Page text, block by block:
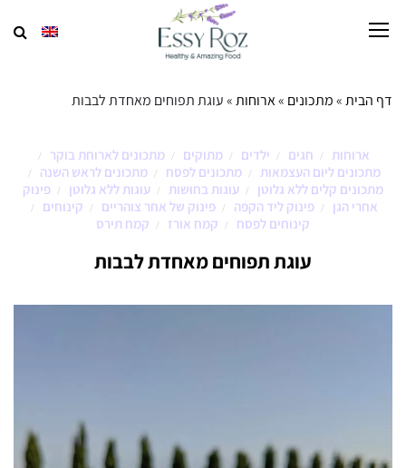
דף הבית»מתכונים »ארוחות»עוגת תפוחים מאחדת לבבות
ארוחות / חגים / ילדים / מתוקים / מתכונים לארוחת בוקר /
מתכונים ליום העצמאות / מתכונים לפסח / מתכונים לראש השנה /
מתכונים קלים ללא גלוטן / עוגות בחושות / עוגות ללא גלוטן /
פינוק
אחרי הגן
/ פינוק ליד הקפה / פינוק של אחר צוהריים / קינוחים /
קינוחים לפסח / קמח אורז / קמח תירס
עוגת תפוחים מאחדת לבבות